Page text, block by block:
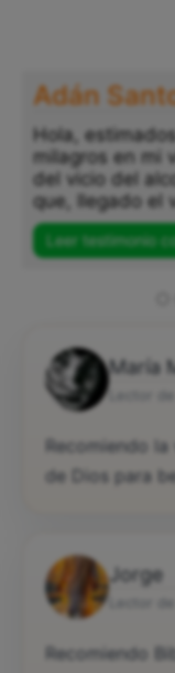
Adán
Hola,
milagros en mi
del vicio del
que, llegado el
Leer testimonio
María
Recomiendo
de Dios para
Jorge
Recomiendo